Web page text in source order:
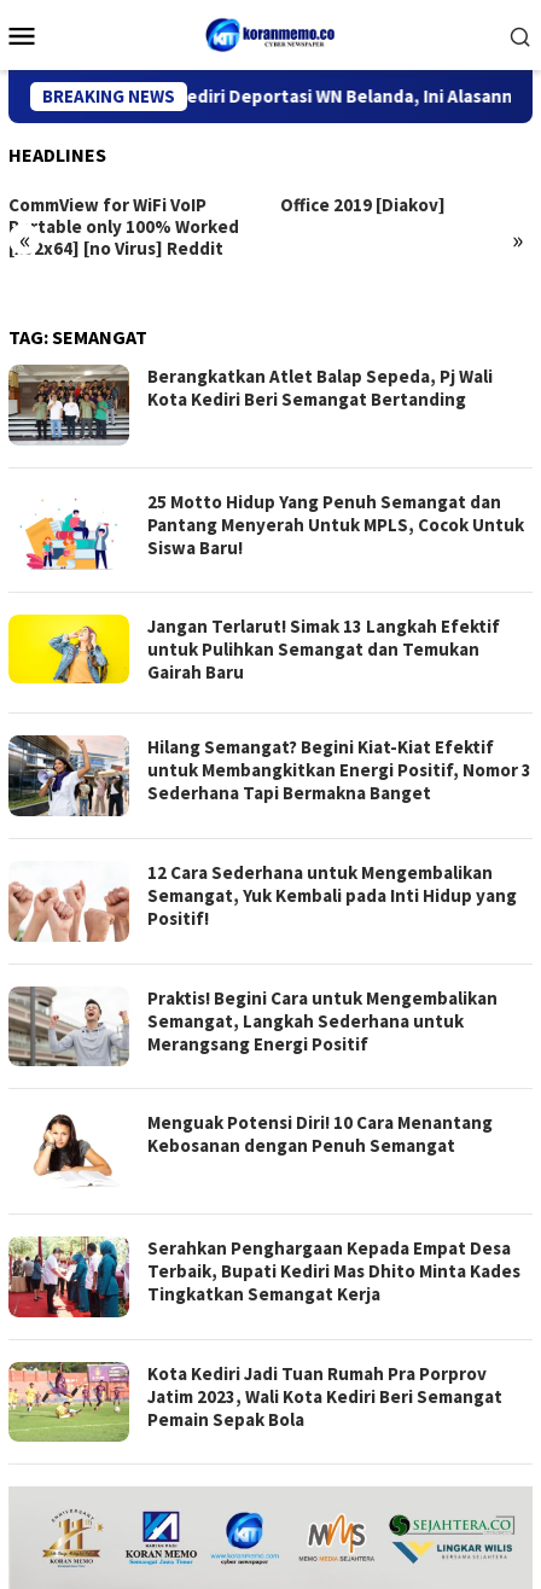
to
Menu
BREAKING NEWS
Imigrasi Kediri Deportasi WN Belanda, Ini Alasannya
HEADLINES
« »
CommView for WiFi VoIP
Portable only 100% Worked
[x32x64] [no Virus] Reddit
Office 2019 [Diakov]
TAG:SEMANGAT
Berangkatkan Atlet Balap Sepeda, Pj Wali
Kota Kediri Beri Semangat Bertanding
25 Motto Hidup Yang Penuh Semangat dan
Pantang Menyerah Untuk MPLS, Cocok Untuk
Siswa Baru!
Jangan Terlarut! Simak 13 Langkah Efektif
untuk Pulihkan Semangat dan Temukan
Gairah Baru
Hilang Semangat? Begini Kiat-Kiat Efektif
untuk Membangkitkan Energi Positif, Nomor 3
Sederhana Tapi Bermakna Banget
12 Cara Sederhana untuk Mengembalikan
Semangat, Yuk Kembali pada Inti Hidup yang
Positif!
Praktis! Begini Cara untuk Mengembalikan
Semangat, Langkah Sederhana untuk
Merangsang Energi Positif
Menguak Potensi Diri! 10 Cara Menantang
Kebosanan dengan Penuh Semangat
Serahkan Penghargaan Kepada Empat Desa
Terbaik, Bupati Kediri Mas Dhito Minta Kades
Tingkatkan Semangat Kerja
Kota Kediri Jadi Tuan Rumah Pra Porprov
Jatim 2023, Wali Kota Kediri Beri Semangat
Pemain Sepak Bola